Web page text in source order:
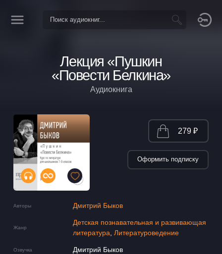
Лекция «Пушкин
«Повести Белкина»
Аудиокнига
Авторы Дмитрий Быков
Жанр
Детская познавательная и развивающая
литература Литературоведение
Озвучка Дмитрий Быков
279 ₽
Оформить подписку